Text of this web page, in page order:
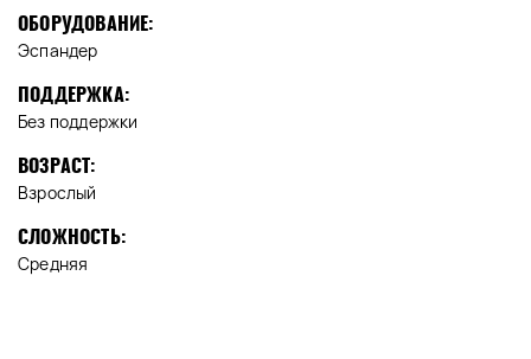
ОБОРУДОВАНИЕ:
Эспандер
ПОДДЕРЖКА:
Без поддержки
ВОЗРАСТ:
Взрослый
СЛОЖНОСТЬ:
Средняя